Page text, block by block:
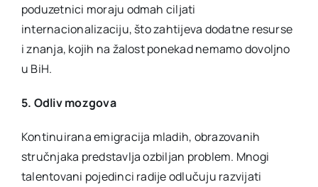
poduzetnici moraju odmah ciljati
internacionalizaciju, što zahtijeva dodatne resurse
i znanja, kojih na žalost ponekad nemamo dovoljno
u BiH.
5. Odliv mozgova
Kontinuirana emigracija mladih, obrazovanih
stručnjaka predstavlja ozbiljan problem. Mnogi
talentovani pojedinci radije odlučuju razvijati